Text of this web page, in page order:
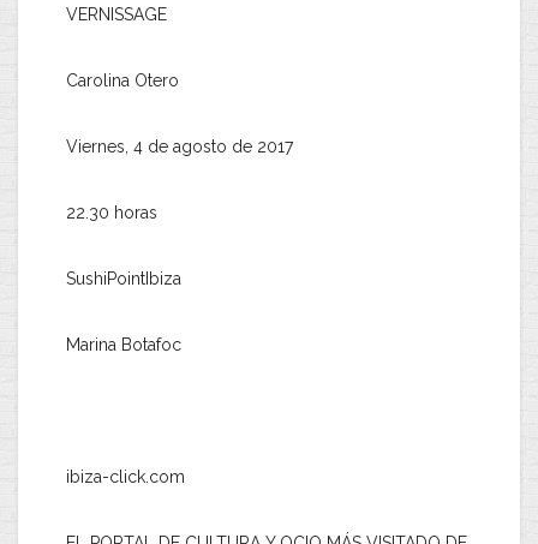
VERNISSAGE
Carolina Otero
Viernes, 4 de agosto de 2017
22.30 horas
SushiPointIbiza
Marina Botafoc
ibiza-click.com